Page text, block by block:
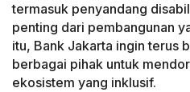
termasuk penyandang
penting dari pembangunan
itu, Bank Jakarta ingin terus
berbagai pihak untuk
ekosistem yang inklusif.